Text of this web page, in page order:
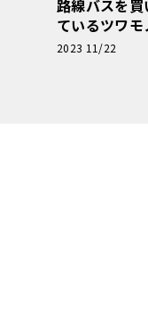
路線バスを
ているツワ
た商用車ミー
2023 11/22